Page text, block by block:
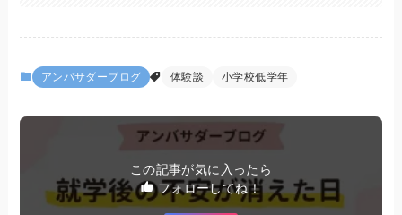
アンバサダーブログ 体験談 小学校低学年
この記事が気に入ったら
フォローしてね！